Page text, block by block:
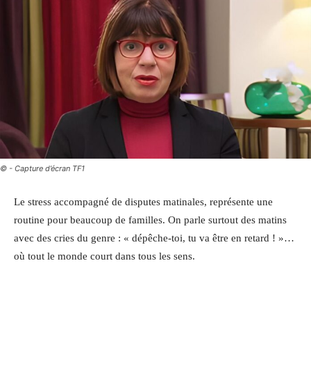
© - Capture d’écran TF1
Le stress accompagné de disputes matinales, représente une
routine pour beaucoup de familles. On parle surtout des matins
avec des cries du genre : « dépêche-toi, tu va être en retard ! »…
où tout le monde court dans tous les sens.